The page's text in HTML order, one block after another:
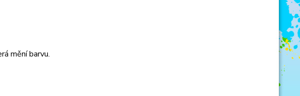
mění barvu.